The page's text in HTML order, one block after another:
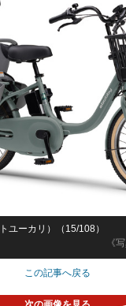
《
ユーカリ）（15/108）
この記事へ戻る